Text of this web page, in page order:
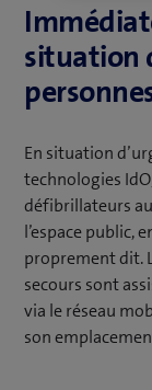
situation
En situation
technologies
défibrillateurs
l’espace public,
proprement dit.
secours sont
via le réseau
son